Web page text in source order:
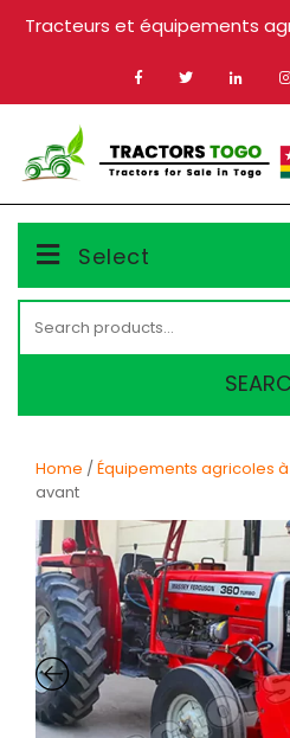
Tracteurs et équipements
Select
for:
Home / Équipements agricoles
avant